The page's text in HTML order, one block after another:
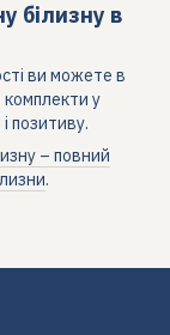
білизну в
ви можете в
у
позитиву.
– повний
.